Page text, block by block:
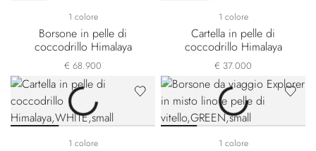
1 colore
Borsone in pelle di
coccodrillo Himalaya
€ 68.900
1 colore
Cartella in pelle di
coccodrillo Himalaya
€ 37.000
1 colore 1 colore